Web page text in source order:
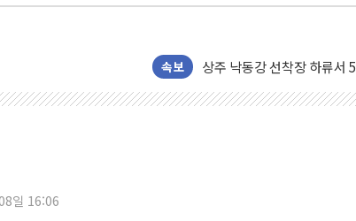
속보
[종합] 김민석, 정청래에 누
민주당 경북도당위원장에
김민석, 강원·대구·경북
[속보] 민주, 강원·대구·
[속보] 민주, 경북 경선 결
일 16:06